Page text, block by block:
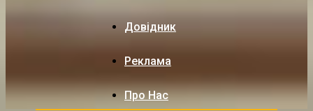
Довідник
Реклама
Про Нас